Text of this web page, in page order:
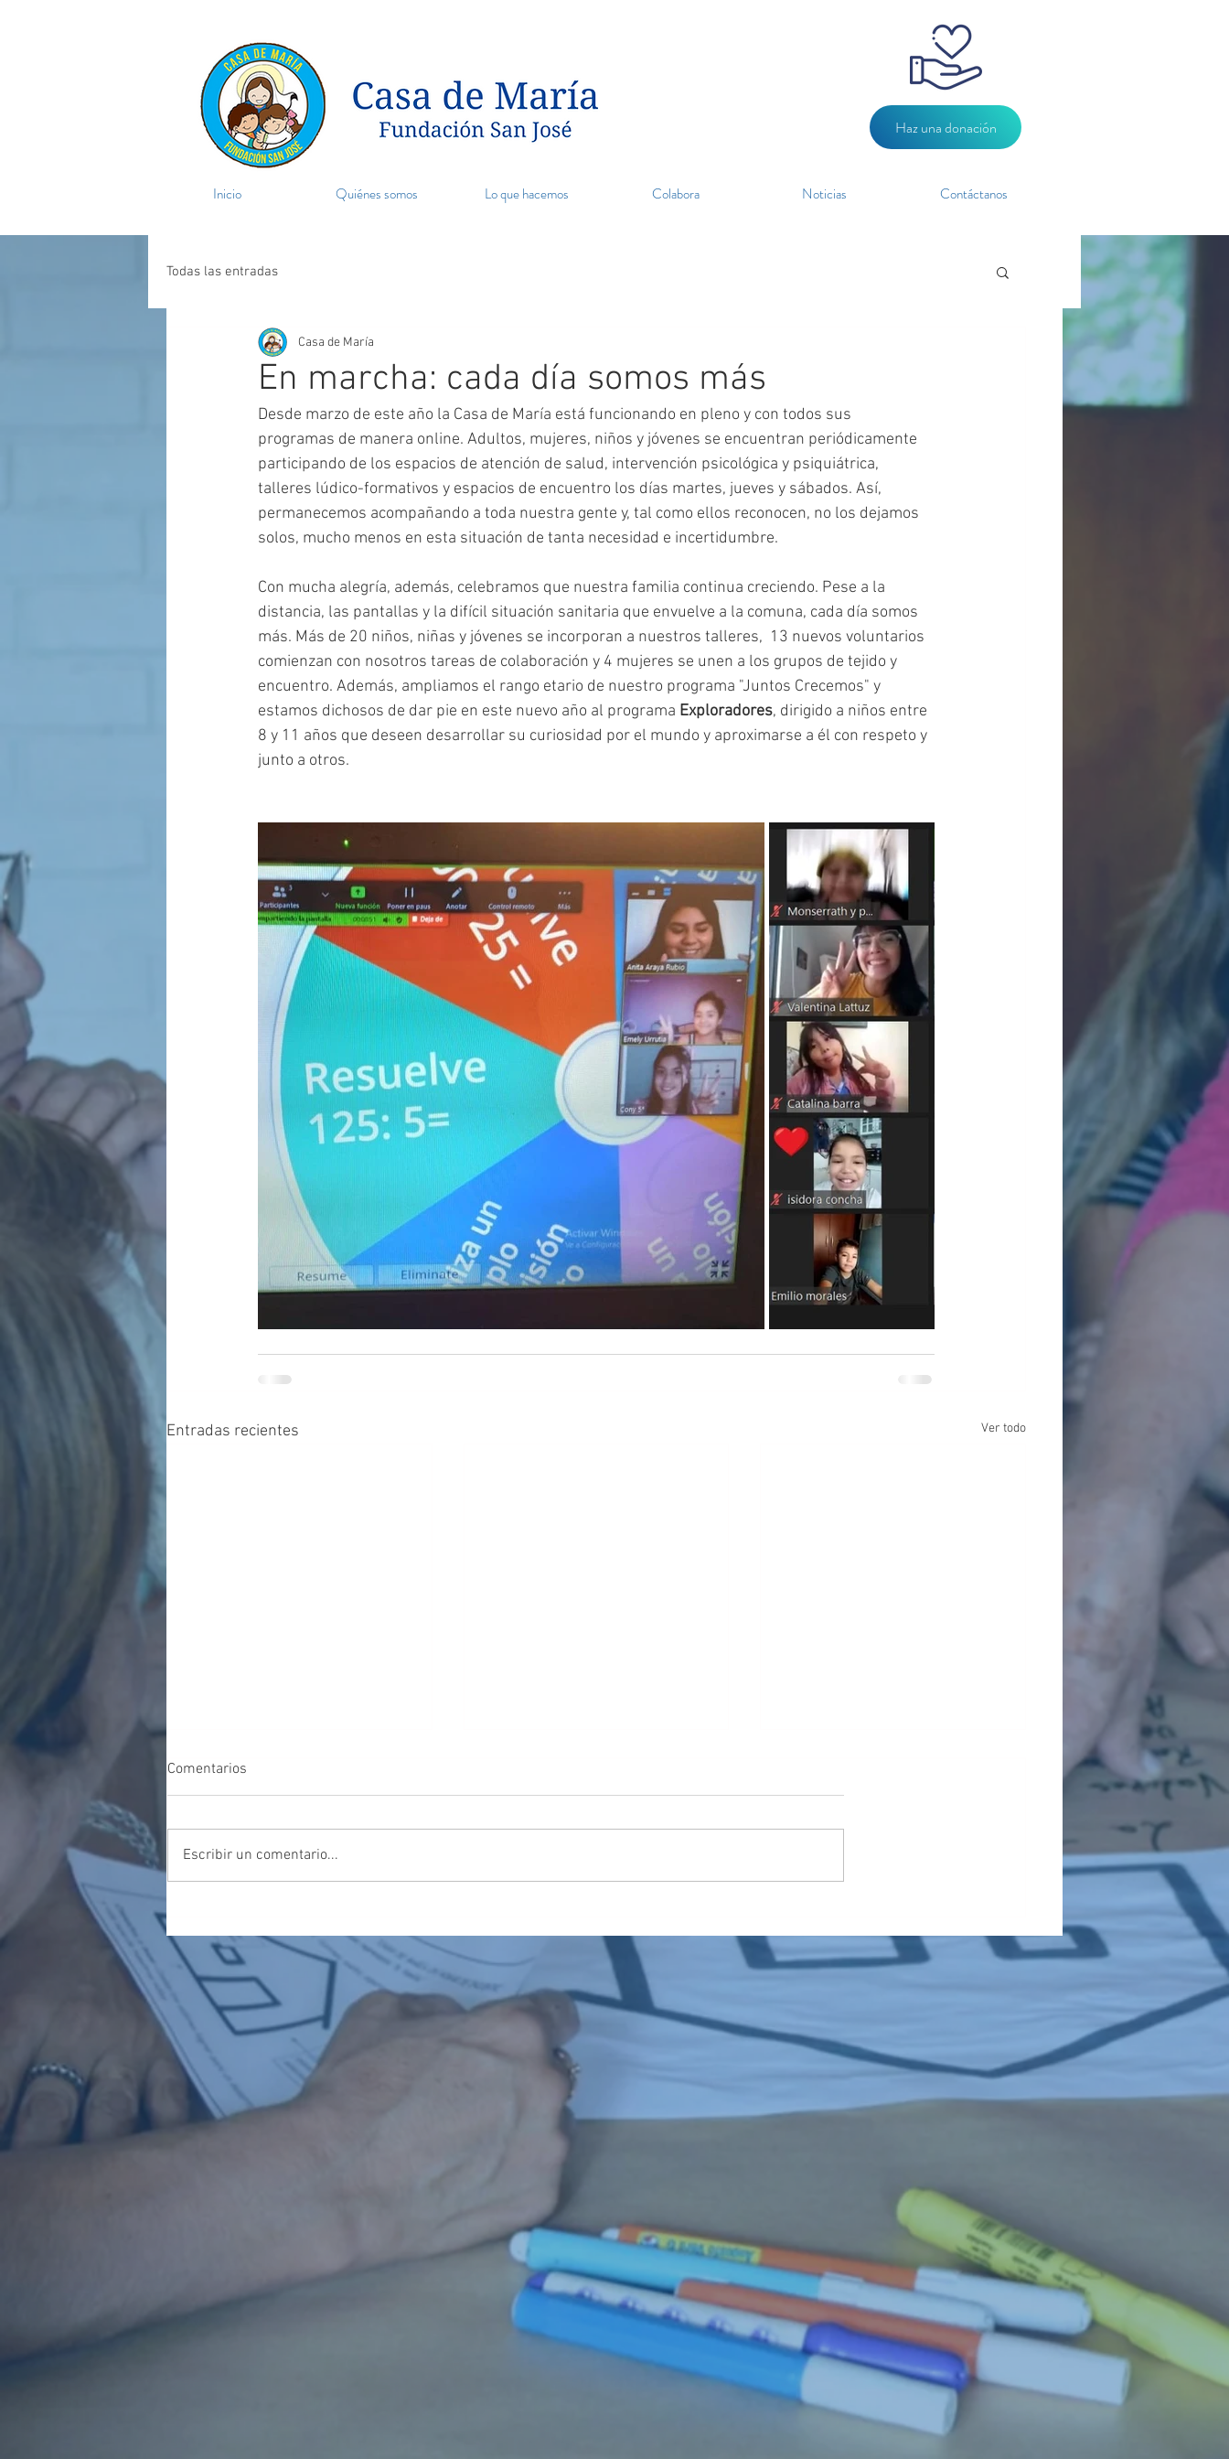
Inicio Quiénes somos Lo que hacemos Colabora Noticias Contáctanos
Haz una donación
Todas las entradas
En marcha: cada día somos más
Casa de María
Desde marzo de este año la Casa de María está funcionando en pleno y con todos sus
programas de manera online. Adultos, mujeres, niños y jóvenes se encuentran periódicamente
participando de los espacios de atención de salud, intervención psicológica y psiquiátrica,
talleres lúdico-formativos y espacios de encuentro los días martes, jueves y sábados. Así,
permanecemos acompañando a toda nuestra gente y, tal como ellos reconocen, no los dejamos
solos, mucho menos en esta situación de tanta necesidad e incertidumbre.
Con mucha alegría, además, celebramos que nuestra familia continua creciendo. Pese a la
distancia, las pantallas y la difícil situación sanitaria que envuelve a la comuna, cada día somos
más. Más de 20 niños, niñas y jóvenes se incorporan a nuestros talleres,  13 nuevos voluntarios
comienzan con nosotros tareas de colaboración y 4 mujeres se unen a los grupos de tejido y
encuentro. Además, ampliamos el rango etario de nuestro programa "Juntos Crecemos" y
estamos dichosos de dar pie en este nuevo año al programa Exploradores, dirigido a niños entre
8 y 11 años que deseen desarrollar su curiosidad por el mundo y aproximarse a él con respeto y
junto a otros.
Entradas recientes Ver todo
¡Voluntariado con sentido!
Comentarios
Escribir un comentario...